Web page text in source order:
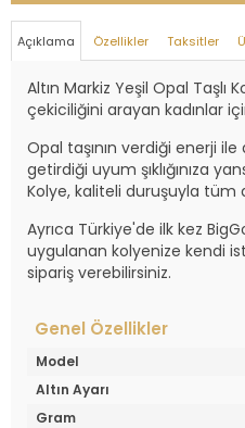
Açıklama Özellikler Taksitler
Altın Markiz Yeşil Opal Taşlı
çekiciliğini arayan kadınlar
Opal taşının verdiği enerji
getirdiği uyum şıklığınıza
Kolye, kaliteli duruşuyla tüm
Ayrıca Türkiye'de ilk kez
uygulanan kolyenize kendi
sipariş verebilirsiniz.
Genel Özellikler
Model
Altın Ayarı
Gram